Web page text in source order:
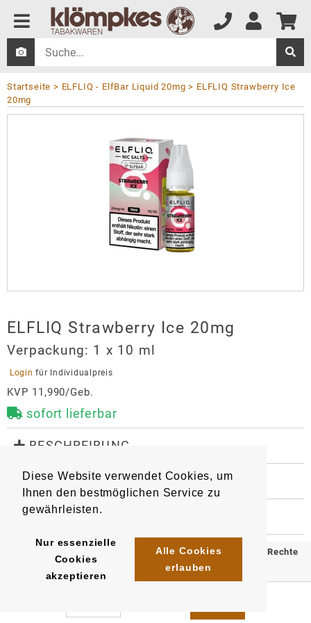
Diese Website verwendet Cookies, um
Ihnen den bestmöglichen Service zu
gewährleisten.
Nur essenzielle
Cookies
akzeptieren
Alle Cookies
erlauben
Startseite ELFLIQ - ElfBar Liquid 20mg
ELFLIQ Strawberry Ice
20mg
ELFLIQ Strawberry Ice 20mg
Verpackung: 1 x 10 ml
Login für Individualpreis
KVP 11,990/Geb.
sofort lieferbar
BESCHREIBUNG
Geschmack.
Geschmacksrichtung: Erdbeere, Ice
Nikotingehalt: 20 mg/ml
WEITERE INFORMATIONEN
Artikel: 9236 EAN/Gebinde1
4895261110270 4895261128381
HERSTELLER
ELFLIQ Strawberry Ice 20mg
Importeur
InnoCigs GmbH & Co. KG
Hamburg
© 2025 Klömpkes Heinrich Inh. Marion Winkels e.K. Alle Rechte
vorbehalten.